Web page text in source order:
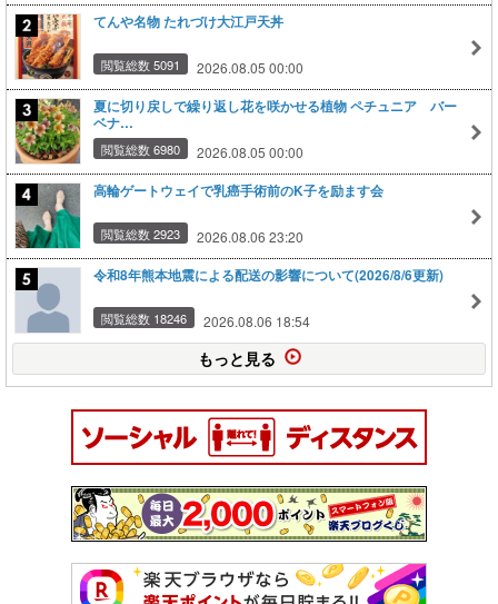
てんや名物 たれづけ大江戸天丼
閲覧総数 5091 2026.08.05 00:00
夏に切り戻しで繰り返し花を咲かせる植物 ペチュニア バー
ベナ…
閲覧総数 6980 2026.08.05 00:00
高輪ゲートウェイで乳癌手術前のK子を励ます会
閲覧総数 2923 2026.08.06 23:20
令和8年熊本地震による配送の影響について(2026/8/6更新)
閲覧総数 18246 2026.08.06 18:54
もっと見る